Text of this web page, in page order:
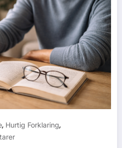
, Hurtig Forklaring,